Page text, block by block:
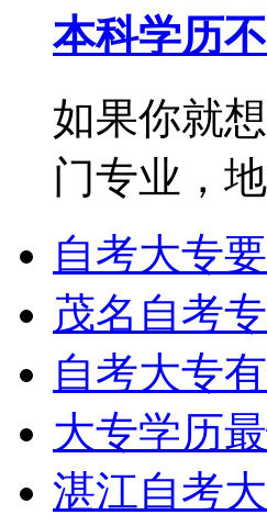
本科学历
如果你就
门专业，
自考大专
茂名自考
自考大专
大专学历
湛江自考